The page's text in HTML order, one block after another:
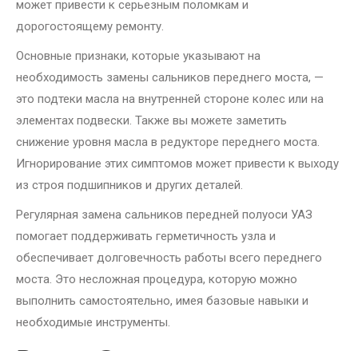
может привести к серьезным поломкам и
дорогостоящему ремонту.
Основные признаки, которые указывают на
необходимость замены сальников переднего моста, —
это подтеки масла на внутренней стороне колес или на
элементах подвески. Также вы можете заметить
снижение уровня масла в редукторе переднего моста.
Игнорирование этих симптомов может привести к выходу
из строя подшипников и других деталей.
Регулярная замена сальников передней полуоси УАЗ
помогает поддерживать герметичность узла и
обеспечивает долговечность работы всего переднего
моста. Это несложная процедура, которую можно
выполнить самостоятельно, имея базовые навыки и
необходимые инструменты.